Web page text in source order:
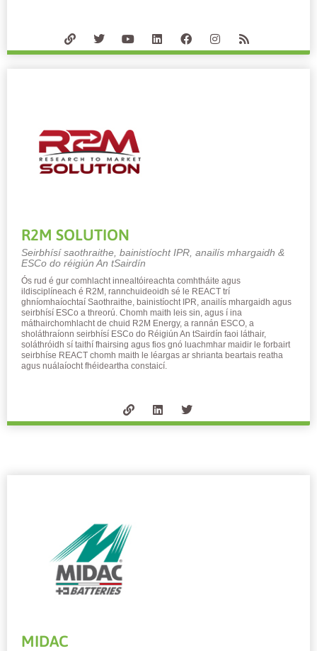
R2M SOLUTION
Seirbhísí saothraithe, bainistíocht IPR, anailís mhargaidh &
ESCo do réigiún An tSairdín
Ós rud é gur comhlacht innealtóireachta comhtháite agus
ildisciplíneach é R2M, rannchuideoidh sé le REACT trí
ghníomhaíochtaí Saothraithe, bainistíocht IPR, anailís mhargaidh agus
seirbhísí ESCo a threorú. Chomh maith leis sin, agus í ina
máthairchomhlacht de chuid R2M Energy, a rannán ESCO, a
sholáthraíonn seirbhísí ESCo do Réigiún An tSairdín faoi láthair,
soláthróidh sí taithí fhairsing agus fios gnó luachmhar maidir le forbairt
seirbhíse REACT chomh maith le léargas ar shrianta beartais reatha
agus nuálaíocht fhéideartha constaicí.
MIDAC